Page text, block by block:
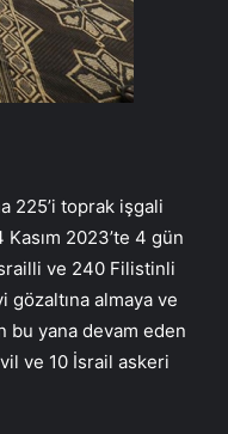
225’i toprak işgali
2023’te 4 gün
ve 240 Filistinli
gözaltına almaya ve
bu yana devam eden
ve 10 İsrail askeri